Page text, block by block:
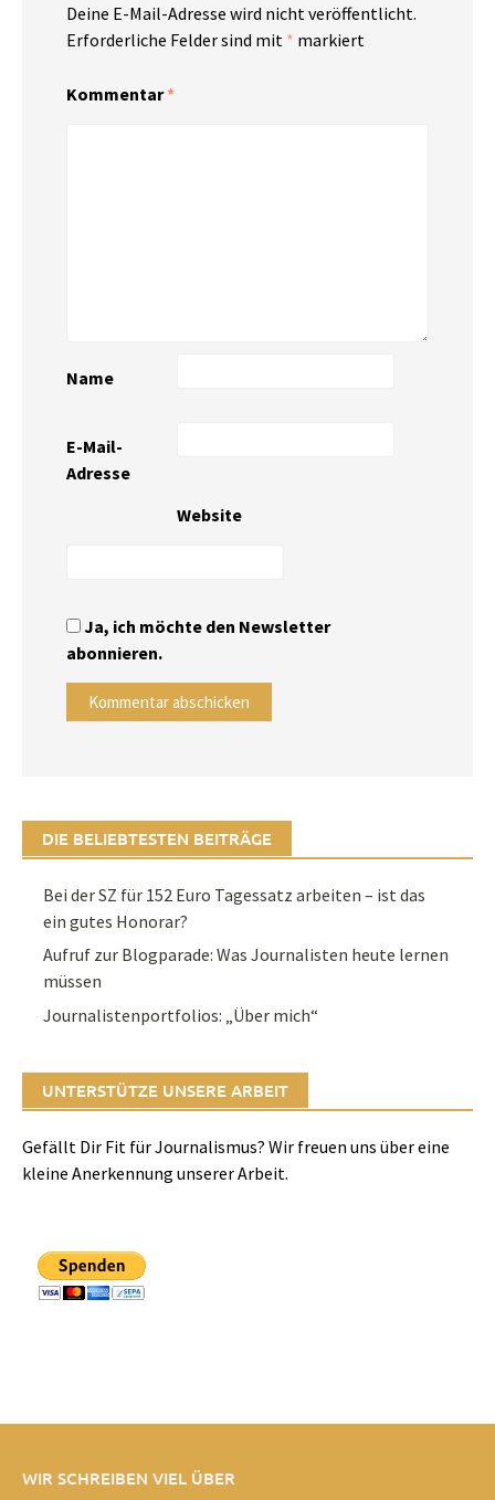
Deine E-Mail-Adresse wird nicht veröffentlicht.
Erforderliche Felder sind mit * markiert
Kommentar*
Name
E-Mail-
Adresse
Website
Ja, ich möchte den Newsletter
abonnieren.
DIE BELIEBTESTEN BEITRÄGE
Bei der SZ für 152 Euro Tagessatz arbeiten – ist das
ein gutes Honorar?
Aufruf zur Blogparade: Was Journalisten heute lernen
müssen
Journalistenportfolios: „Über mich“
UNTERSTÜTZE UNSERE ARBEIT
Gefällt Dir Fit für Journalismus? Wir freuen uns über eine
kleine Anerkennung unserer Arbeit.
WIR SCHREIBEN VIEL ÜBER